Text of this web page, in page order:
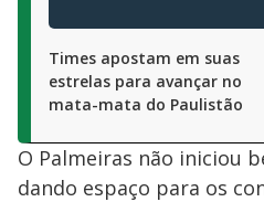
Times apostam em suas
estrelas para avançar no
mata-mata do Paulistão
O Palmeiras não iniciou
dando espaço para os